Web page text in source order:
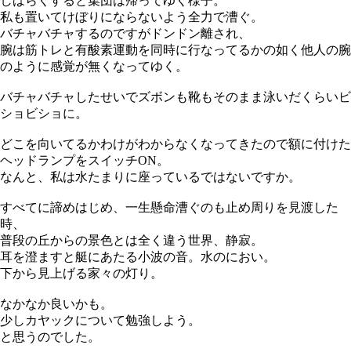
私も置いてけぼりにならないよう全力で漕ぐ。
バチャバチャするのですがドンドン離され、
腕は筋トレと有酸素運動を同時に行なってるかの如く他人の腕
のように感覚が無くなってゆく。
バチャバチャしたせいでズボンも靴もそのまま泳いだくらいビ
ショビショに。
どこを向いてるかわけがわからなくなってきたので額に付けた
ヘッドランプをスイッチON。
なんと、私は水たまりに座っているではないですか。
すべてに諦めはじめ、一生懸命漕ぐのも止め周りを見渡した
時、
普段の丘からの景色とは全く違う世界、静寂。
耳を澄ますと艇にあたる小波の音。水のにおい。
下から見上げる家々の灯り。
なかなか良いかも。
少しカヤックについて勉強しよう。
と思うのでした。